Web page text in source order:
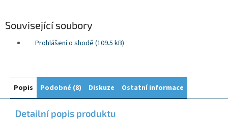
Související soubory
Prohlášení o shodě (109.5 kB)
Popis Podobné (8) Diskuze Ostatní informace
Detailní popis produktu